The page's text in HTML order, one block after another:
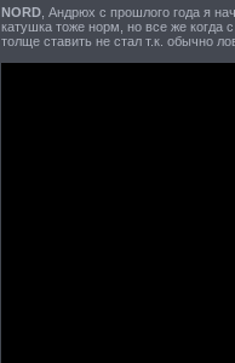
NORD , Андрюх с прошлого года я
катушка тоже норм, но все же когда
толще ставить не стал т.к. обычно